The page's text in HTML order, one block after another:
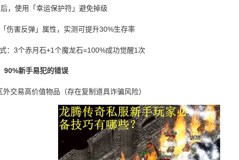
，使用「幸运保护符」避免掉级
伤害反弹」属性，实测可提升30%生存率
：3个赤月石+1个魔龙石=100%成功觉醒1次
90%新手易犯的错误
交易高价值物品（存在复制道具诈骗风险）